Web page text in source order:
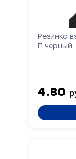
Резинка
П черный
4.80